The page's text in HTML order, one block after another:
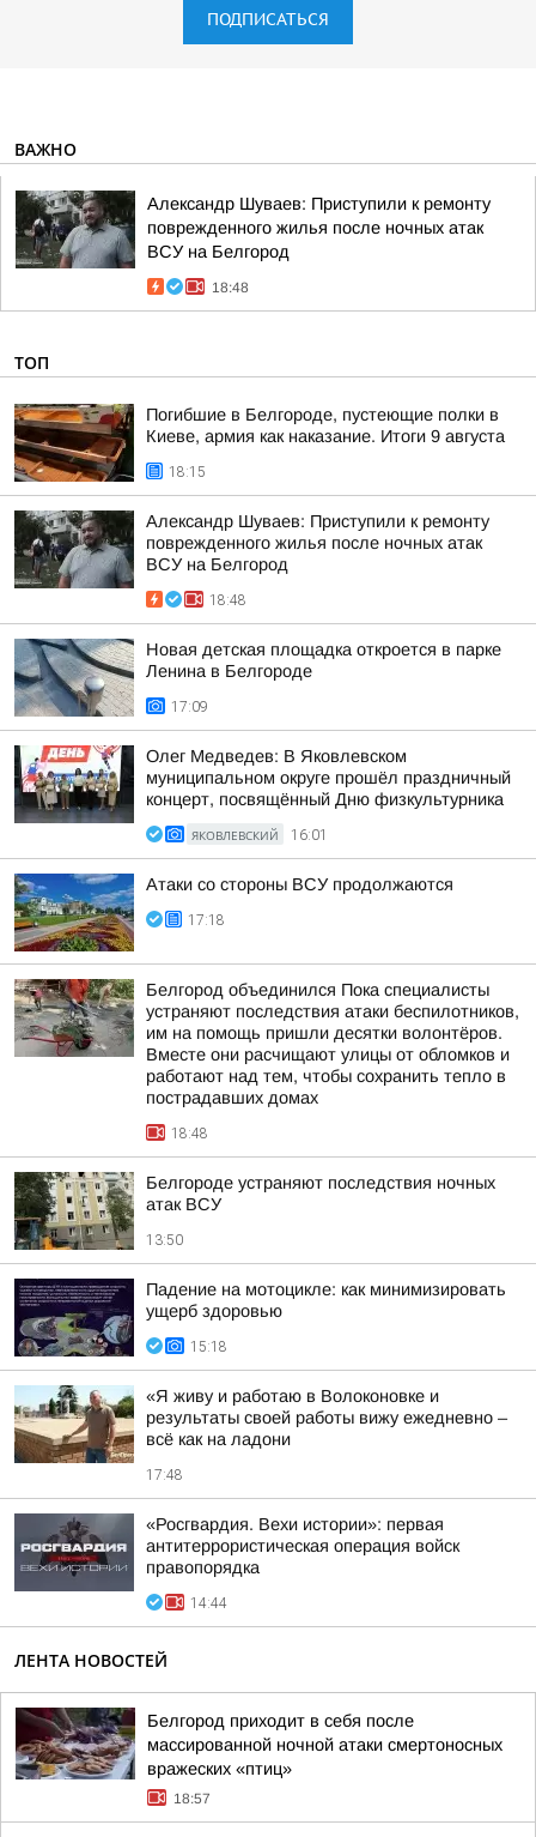
ПОДПИСАТЬСЯ
ВАЖНО
Александр Шуваев: Приступили к ремонту
поврежденного жилья после ночных атак
ВСУ на Белгород
18:48
ТОП
Погибшие в Белгороде, пустеющие полки в
Киеве, армия как наказание. Итоги 9 августа
18:15
Александр Шуваев: Приступили к ремонту
поврежденного жилья после ночных атак
ВСУ на Белгород
18:48
Новая детская площадка откроется в парке
Ленина в Белгороде
17:09
Олег Медведев: В Яковлевском
муниципальном округе прошёл праздничный
концерт, посвящённый Дню физкультурника
ЯКОВЛЕВСКИЙ 16:01
Атаки со стороны ВСУ продолжаются
17:18
Белгород объединился Пока специалисты
устраняют последствия атаки беспилотников,
им на помощь пришли десятки волонтёров.
Вместе они расчищают улицы от обломков и
работают над тем, чтобы сохранить тепло в
пострадавших домах
18:48
Белгороде устраняют последствия ночных
атак ВСУ
13:50
Падение на мотоцикле: как минимизировать
ущерб здоровью
15:18
«Я живу и работаю в Волоконовке и
результаты своей работы вижу ежедневно –
всё как на ладони
17:48
«Росгвардия. Вехи истории»: первая
антитеррористическая операция войск
правопорядка
14:44
ЛЕНТА НОВОСТЕЙ
Белгород приходит в себя после
массированной ночной атаки смертоносных
вражеских «птиц»
18:57